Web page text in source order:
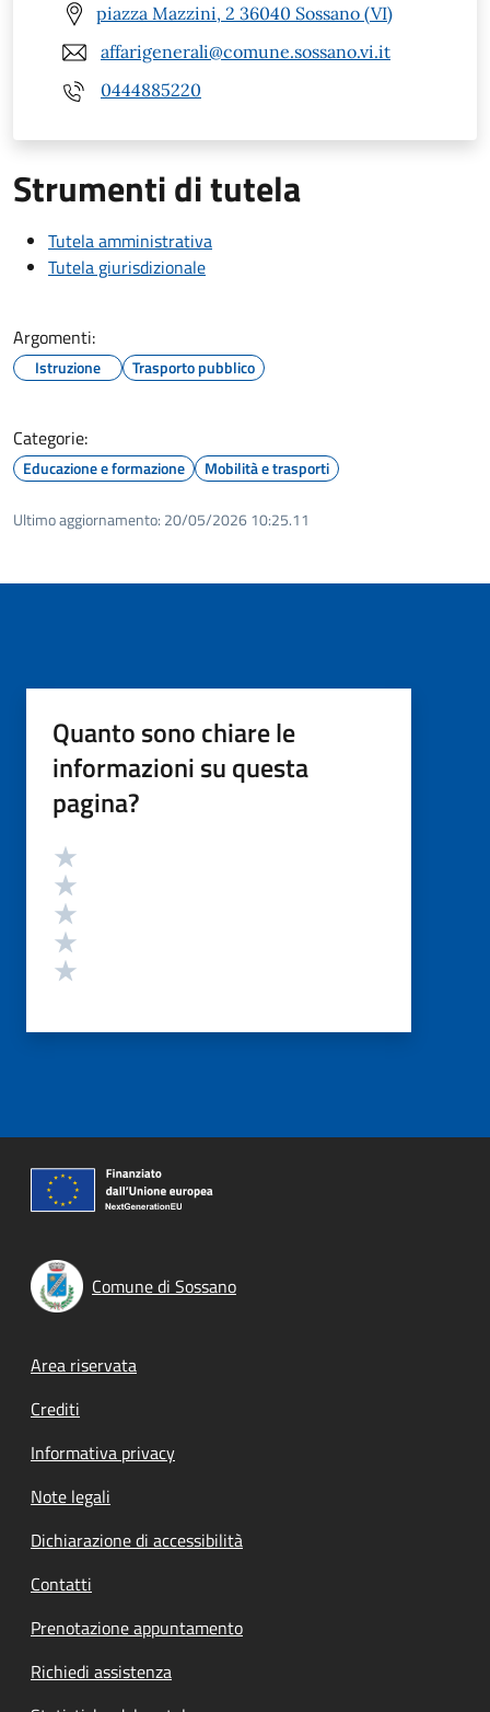
piazza Mazzini, 2 36040 Sossano (VI)
affarigenerali@comune.sossano.vi.it
0444885220
Strumenti di tutela
Tutela amministrativa
Tutela giurisdizionale
Argomenti:
Istruzione Trasporto pubblico
Categorie:
Educazione e formazione Mobilità e trasporti
Ultimo aggiornamento: 20/05/2026 10:25.11
Quanto sono chiare le
informazioni su questa
pagina?
Valutazione
Comune di Sossano
Footer menu
Area riservata
Crediti
Informativa privacy
Note legali
Dichiarazione di accessibilità
Contatti
Prenotazione appuntamento
Richiedi assistenza